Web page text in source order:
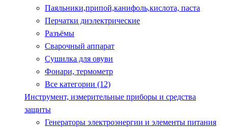
Паяльники,припой,канифоль,кислота, паста
Перчатки диэлектрические
Разъёмы
Сварочный аппарат
Сушилка для овуви
Фонари, термометр
Все категории (12)
Инструмент, измерительные приборы и средства
защиты
Генераторы электроэнергии и элементы питания